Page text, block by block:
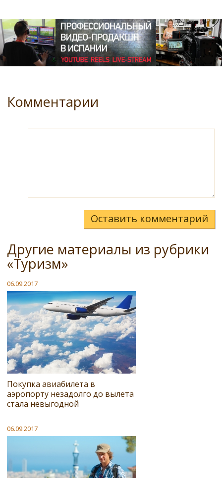
Комментарии
Оставить комментарий
Другие материалы из рубрики
«Туризм»
06.09.2017
Покупка авиабилета в
аэропорту незадолго до вылета
стала невыгодной
06.09.2017